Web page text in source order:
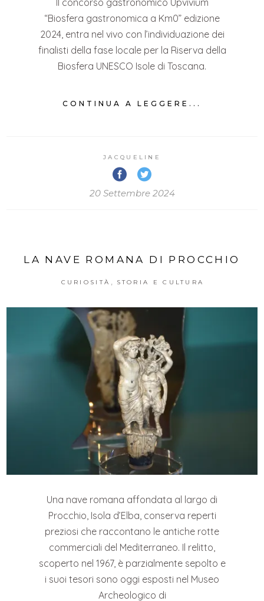
Il concorso gastronomico Upvivium
“Biosfera gastronomica a Km0” edizione
2024, entra nel vivo con l’individuazione dei
finalisti della fase locale per la Riserva della
Biosfera UNESCO Isole di Toscana.
CONTINUA A LEGGERE...
JACQUELINE
20 Settembre 2024
LA NAVE ROMANA DI PROCCHIO
CURIOSITÀ , STORIA E CULTURA
Una nave romana affondata al largo di
Procchio, Isola d’Elba, conserva reperti
preziosi che raccontano le antiche rotte
commerciali del Mediterraneo. Il relitto,
scoperto nel 1967, è parzialmente sepolto e
i suoi tesori sono oggi esposti nel Museo
Archeologico di